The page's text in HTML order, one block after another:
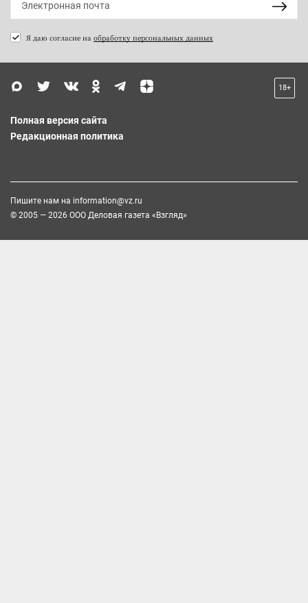
Я даю согласие на обработку персональных данных
18+
Полная версия сайта
Редакционная политика
Пишите нам на information@vz.ru
© 2005 — 2026 ООО Деловая газета «Взгляд»